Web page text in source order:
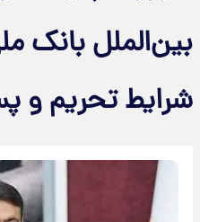
بانک
تحریم و